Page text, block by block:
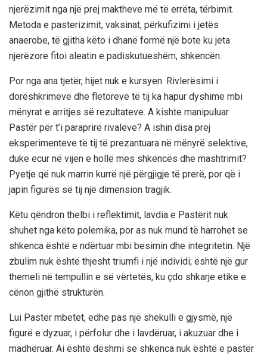
njerëzimit nga një prej maktheve më të errëta, tërbimit.
Metoda e pasterizimit, vaksinat, përkufizimi i jetës
anaerobe, të gjitha këto i dhanë formë një bote ku jeta
njerëzore fitoi aleatin e padiskutueshëm, shkencën.
Por nga ana tjetër, hijet nuk e kursyen. Rivlerësimi i
dorëshkrimeve dhe fletoreve të tij ka hapur dyshime mbi
mënyrat e arritjes së rezultateve. A kishte manipuluar
Pastër për t’i paraprirë rivalëve? A ishin disa prej
eksperimenteve të tij të prezantuara në mënyrë selektive,
duke ecur në vijën e hollë mes shkencës dhe mashtrimit?
Pyetje që nuk marrin kurrë një përgjigje të prerë, por që i
japin figurës së tij një dimension tragjik.
Këtu qëndron thelbi i reflektimit, lavdia e Pastërit nuk
shuhet nga këto polemika, por as nuk mund të harrohet se
shkenca është e ndërtuar mbi besimin dhe integritetin. Një
zbulim nuk është thjesht triumfi i një individi; është një gur
themeli në tempullin e së vërtetës, ku çdo shkarje etike e
cënon gjithë strukturën.
Lui Pastër mbetet, edhe pas një shekulli e gjysmë, një
figurë e dyzuar, i përfolur dhe i lavdëruar, i akuzuar dhe i
madhëruar. Ai është dëshmi se shkenca nuk është e pastër